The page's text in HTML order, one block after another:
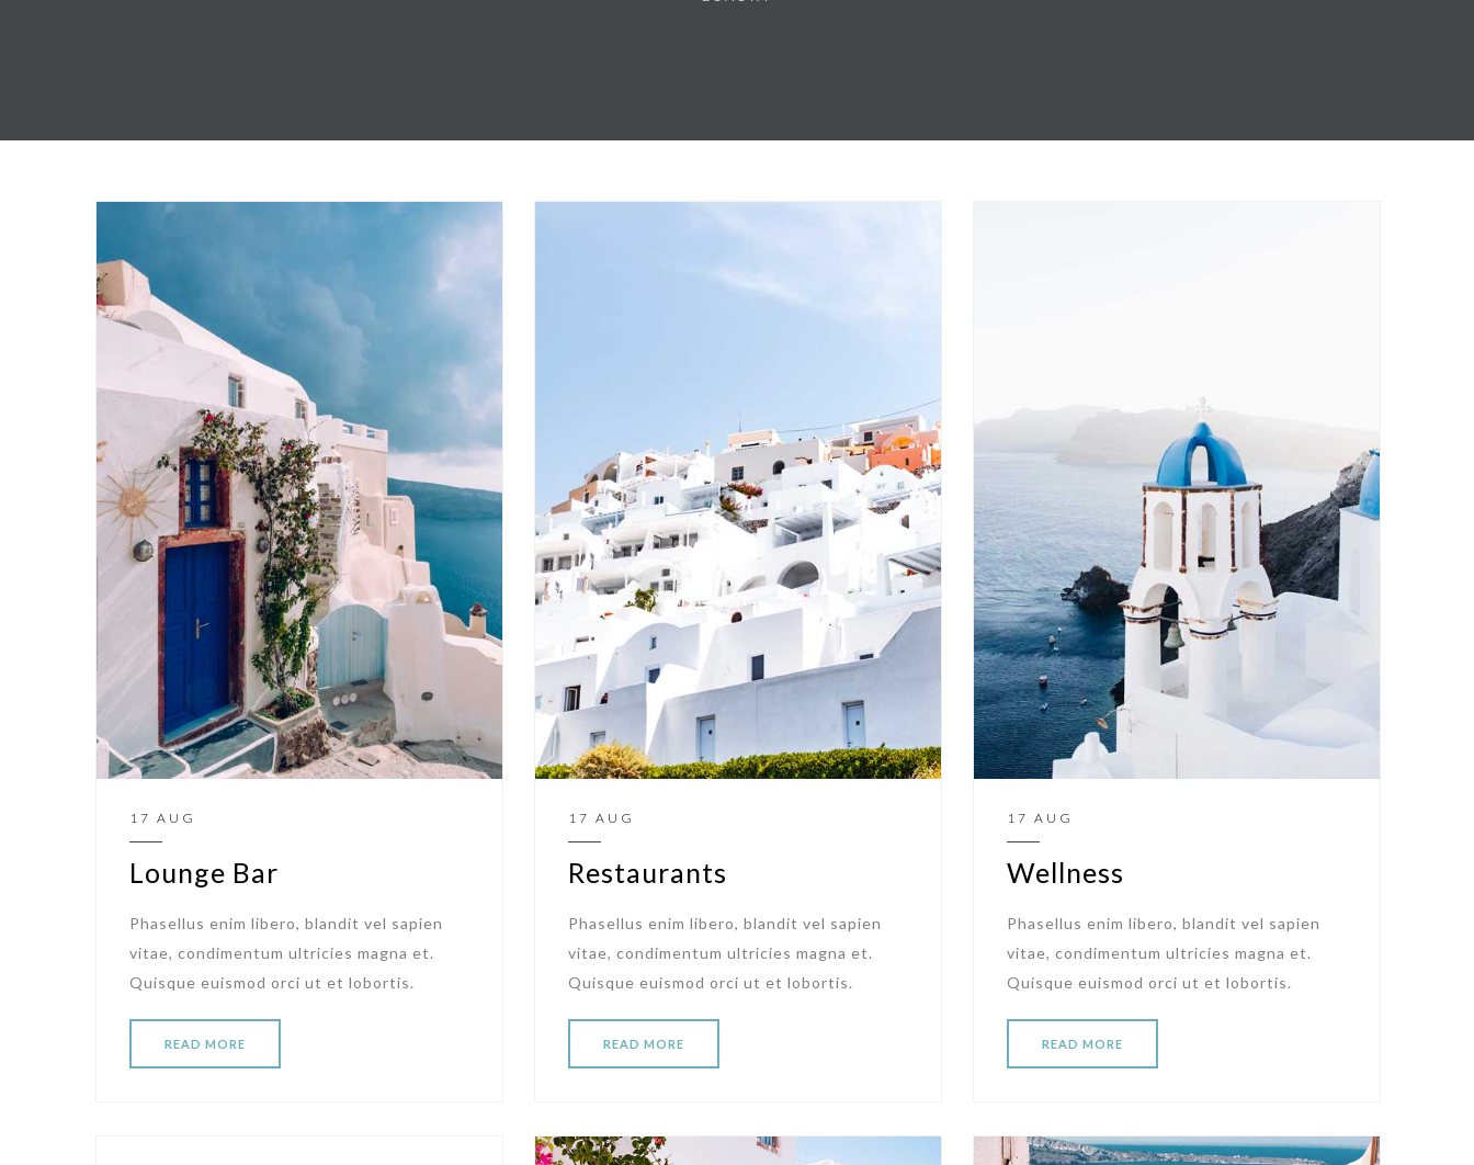
17 AUG
Lounge Bar
Phasellus enim libero, blandit vel sapien
vitae, condimentum ultricies magna et.
Quisque euismod orci ut et lobortis.
READ MORE
17 AUG
Restaurants
Phasellus enim libero, blandit vel sapien
vitae, condimentum ultricies magna et.
Quisque euismod orci ut et lobortis.
READ MORE
17 AUG
Wellness
Phasellus enim libero, blandit vel sapien
vitae, condimentum ultricies magna et.
Quisque euismod orci ut et lobortis.
READ MORE